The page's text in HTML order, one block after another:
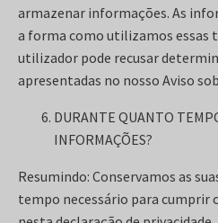
armazenar informações. As
a forma como utilizamos essas
utilizador pode recusar
apresentadas no nosso Aviso
DURANTE QUANTO
INFORMAÇÕES?
Resumindo: Conservamos as
tempo necessário para cumprir